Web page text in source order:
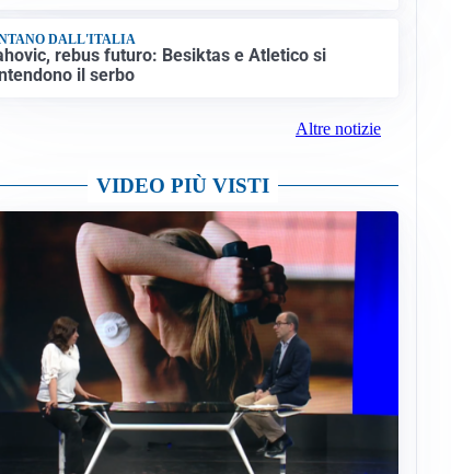
DALL'ITALIA
rebus futuro: Besiktas e Atletico si
il serbo
Altre notizie
VIDEO PIÙ VISTI